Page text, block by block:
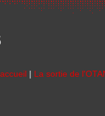
| La sortie de